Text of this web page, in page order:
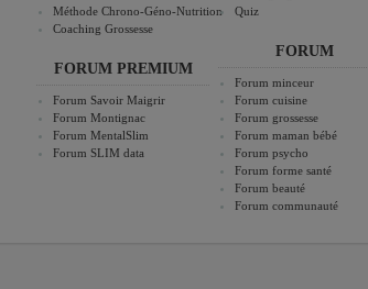
Méthode Chrono-Géno-Nutrition
Coaching Grossesse
FORUM PREMIUM
Forum Savoir Maigrir
Forum Montignac
Forum MentalSlim
Forum SLIM data
Quiz
FORUM
Forum minceur
Forum cuisine
Forum grossesse
Forum maman bébé
Forum psycho
Forum forme santé
Forum beauté
Forum communauté